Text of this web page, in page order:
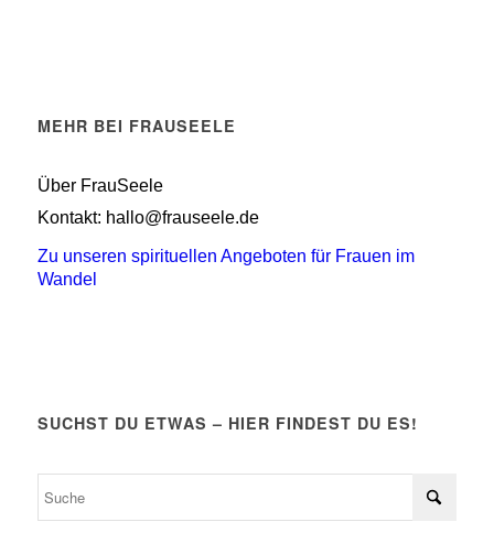
MEHR BEI FRAUSEELE
Über FrauSeele
Kontakt: hallo@frauseele.de
Zu unseren spirituellen Angeboten für Frauen im
Wandel
SUCHST DU ETWAS – HIER FINDEST DU ES!